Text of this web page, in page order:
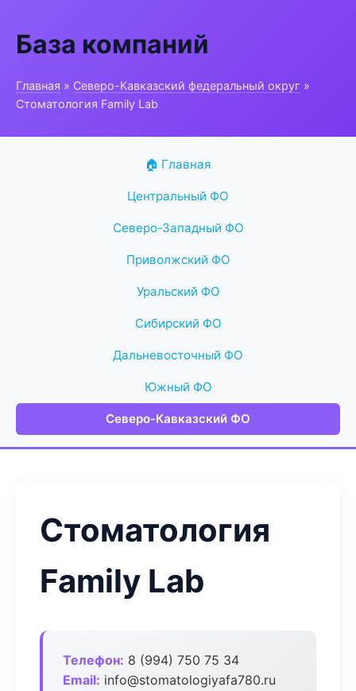
База компаний
Главная » Северо-Кавказский федеральный округ »
Стоматология Family Lab
🏠 Главная
Центральный ФО
Северо-Западный ФО
Приволжский ФО
Уральский ФО
Сибирский ФО
Дальневосточный ФО
Южный ФО
Северо-Кавказский ФО
Стоматология
Family Lab
Телефон: 8 (994) 750 75 34
Email: info@stomatologiyafa780.ru